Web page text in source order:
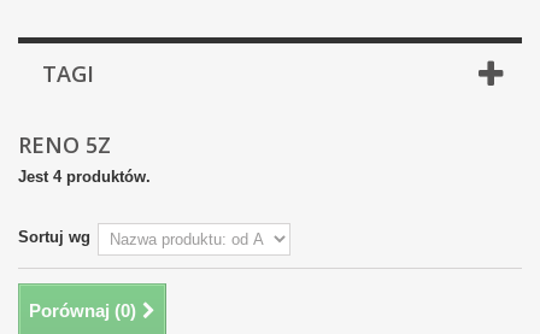
TAGI
RENO 5Z
Jest 4 produktów.
Sortuj wg
Porównaj (0)